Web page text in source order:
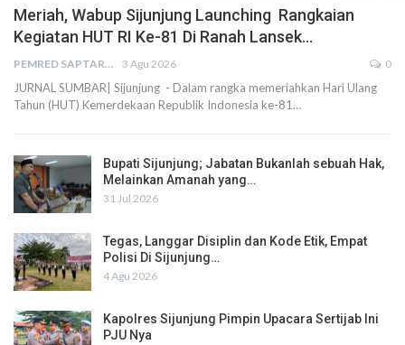
Meriah, Wabup Sijunjung Launching Rangkaian
Kegiatan HUT RI Ke-81 Di Ranah Lansek…
PEMRED SAPTARIUS 3 Agu 2026 0
JURNAL SUMBAR| Sijunjung - Dalam rangka memeriahkan Hari Ulang
Tahun (HUT) Kemerdekaan Republik Indonesia ke-81…
Bupati Sijunjung; Jabatan Bukanlah sebuah Hak,
Melainkan Amanah yang…
31 Jul 2026
Tegas, Langgar Disiplin dan Kode Etik, Empat
Polisi Di Sijunjung…
4 Agu 2026
Kapolres Sijunjung Pimpin Upacara Sertijab Ini
PJU Nya